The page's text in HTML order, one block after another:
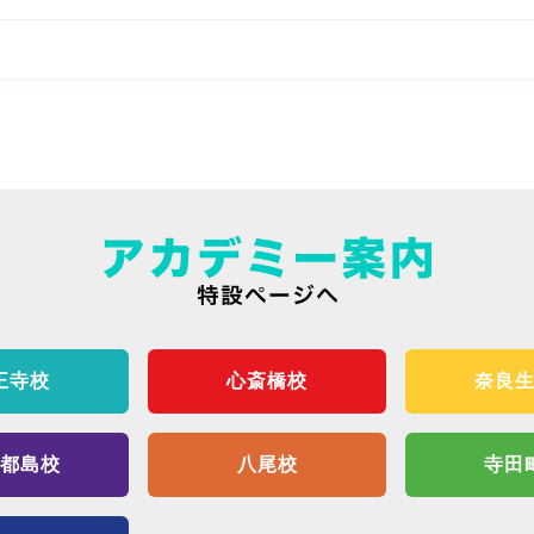
寺校 心斎橋校 奈良
島校 八尾校 寺田